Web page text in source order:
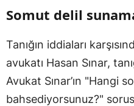
Somut delil
Tanığın iddiaları
avukatı Hasan Sınar,
Avukat Sınar’ın "Hangi
bahsediyorsunuz?"